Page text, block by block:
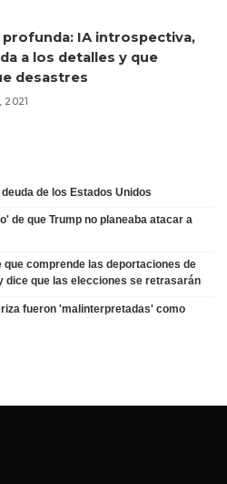
profunda: IA introspectiva,
a los detalles y que
desastres
2021
de los Estados Unidos
de que Trump no planeaba atacar a
que comprende las deportaciones de
dice que las elecciones se retrasarán
fueron 'malinterpretadas' como